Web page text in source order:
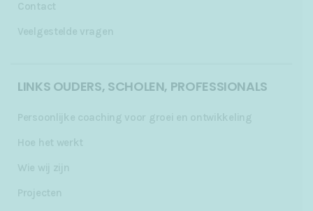
LINKS OUDERS, SCHOLEN, PROFESSIONALS